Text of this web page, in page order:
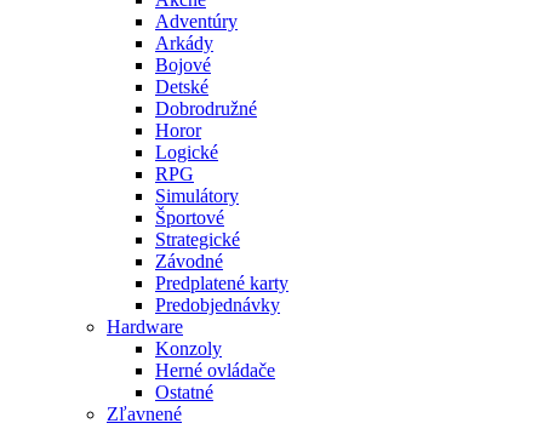
Adventúry
Arkády
Bojové
Detské
Dobrodružné
Horor
Logické
RPG
Simulátory
Športové
Strategické
Závodné
Predplatené karty
Predobjednávky
Hardware
Konzoly
Herné ovládače
Ostatné
Zľavnené